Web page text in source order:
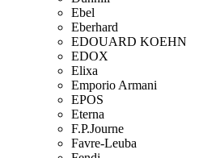
Ebel
Eberhard
EDOUARD KOEHN
EDOX
Elixa
Emporio Armani
EPOS
Eterna
F.P.Journe
Favre-Leuba